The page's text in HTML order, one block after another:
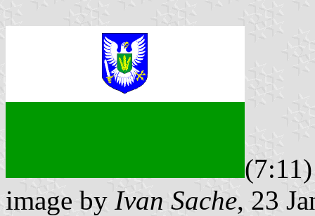
(7:11)
image by Ivan Sache, 23